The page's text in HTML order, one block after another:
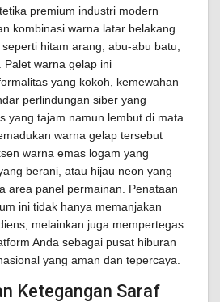
premium industri modern
kombinasi warna latar belakang
hitam arang, abu-abu batu,
warna gelap ini
yang kokoh, kemewahan
perlindungan siber yang
yang tajam namun lembut di mata
warna gelap tersebut
warna emas logam yang
berani, atau hijau neon yang
area panel permainan. Penataan
ini tidak hanya memanjakan
melainkan juga mempertegas
Anda sebagai pusat hiburan
yang aman dan tepercaya.
Ketegangan Saraf